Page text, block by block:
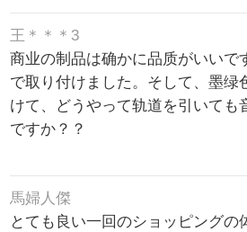
王＊＊＊3
商业の制品は确かに品质がいいで
で取り付けました。そして、墨绿
けて、どうやって轨道を引いても
ですか？？
馬婦人傑
とても良い一回のショッピングの